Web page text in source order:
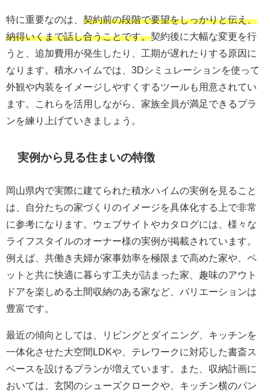
特に重要なのは、 契約前の段階で要望をしっかりと伝え、
納得いくまで話し合うことです。契約後に大幅な変更を行
うと、追加費用が発生したり、工期が遅れたりする原因に
なります。積水ハイムでは、3Dシミュレーションを使って
外観や内装をイメージしやすくするツールも用意されてい
ます。これらを活用しながら、家族全員が満足できるプラ
ンを練り上げていきましょう。
実例から見る住まいの特徴
岡山県内で実際に建てられた積水ハイムの実例を見ること
は、自分たちの家づくりのイメージを具体化する上で非常
に参考になります。ウェブサイトやカタログには、様々な
ライフスタイルのオーナー様の実例が掲載されています。
例えば、共働き夫婦が家事効率を極限まで高めた家や、ペ
ットと共に快適に暮らす工夫が詰まった家、趣味のアウト
ドアを楽しめる土間収納のある家など、バリエーションは
豊富です。
最近の傾向としては、リビングとダイニング、キッチンを
一体化させた大空間LDKや、テレワークに対応した書斎ス
ペースを設けるプランが増えています。また、収納計画に
おいては、玄関のシューズクロークや、キッチン横のパン